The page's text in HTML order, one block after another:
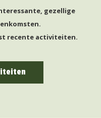
gezellige
recente activiteiten.